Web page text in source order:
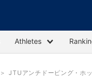
Athletes
JTUアンチドーピング・ホ